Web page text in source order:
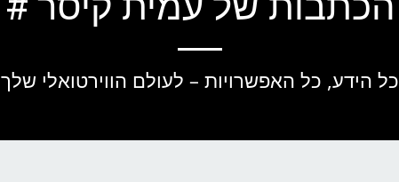
כל הידע, כל האפשרויות – לעולם הווירטואלי שלך